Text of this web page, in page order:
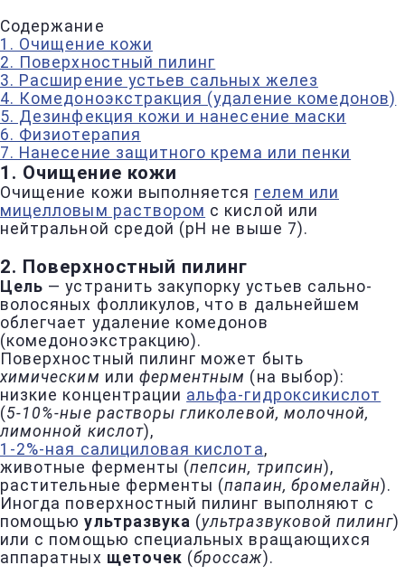
Содержание
1. Очищение кожи
2. Поверхностный пилинг
3. Расширение устьев сальных желез
4. Комедоноэкстракция (удаление комедонов)
5. Дезинфекция кожи и нанесение маски
6. Физиотерапия
7. Нанесение защитного крема или пенки
1. Очищение кожи
Очищение кожи выполняется гелем или
мицелловым раствором с кислой или
нейтральной средой (pH не выше 7).
2. Поверхностный пилинг
Цель — устранить закупорку устьев сально-
волосяных фолликулов, что в дальнейшем
облегчает удаление комедонов
(комедоноэкстракцию).
Поверхностный пилинг может быть
химическим или ферментным (на выбор):
низкие концентрации альфа-гидроксикислот
(5-10%-ные растворы гликолевой, молочной,
лимонной кислот),
1-2%-ная салициловая кислота,
животные ферменты (пепсин, трипсин),
растительные ферменты (папаин, бромелайн).
Иногда поверхностный пилинг выполняют с
помощьюультразвука (ультразвуковой пилинг)
или с помощью специальных вращающихся
аппаратных щеточек (броссаж).